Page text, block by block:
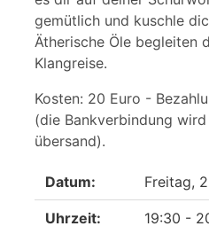
gemütlich und kuschle
Ätherische Öle begleiten
Klangreise.
Kosten: 20 Euro -
(die Bankverbindung
übersand).
Datum: Freitag,
Uhrzeit: 19:30 -